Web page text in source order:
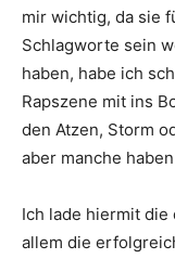
mir wichtig, da sie
Schlagworte sein
haben, habe ich
Rapszene mit ins
den Atzen, Storm
aber manche
Ich lade hiermit
allem die